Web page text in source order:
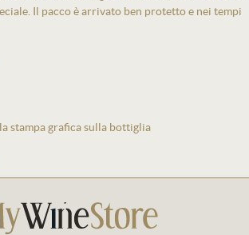
Il pacco è arrivato ben protetto e nei tempi
stampa grafica sulla bottiglia